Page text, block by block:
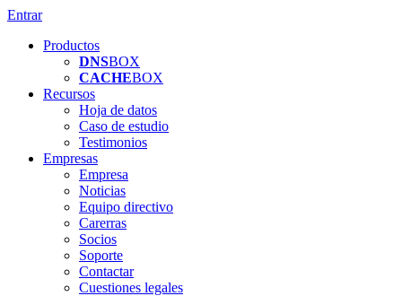
Entrar
Productos
DNSBOX
CACHEBOX
Recursos
Hoja de datos
Caso de estudio
Testimonios
Empresas
Empresa
Noticias
Equipo directivo
Carerras
Socios
Soporte
Contactar
Cuestiones legales